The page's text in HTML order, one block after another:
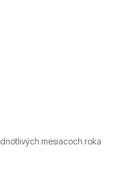
mesiacoch roka